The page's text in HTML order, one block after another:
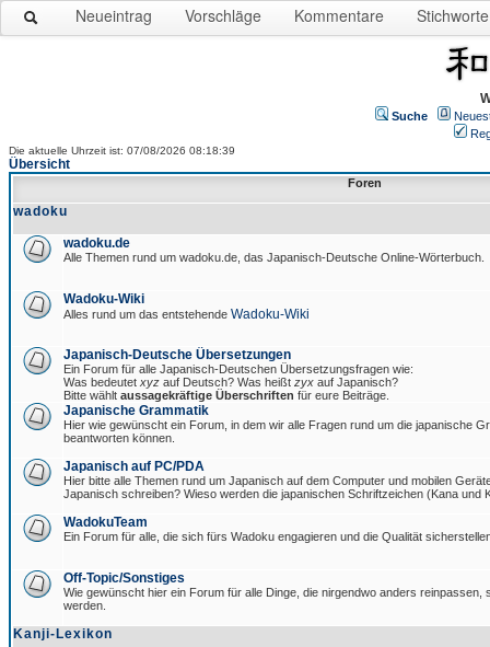
Neueintrag Vorschläge Kommentare Stichworte
Suche
Die aktuelle Uhrzeit ist: 07/08/2026 08:18:39
Übersicht
Foren
wadoku
wadoku.de
Alle Themen rund um wadoku.de, das Japanisch-Deutsche Online-Wörterbuch.
Wadoku-Wiki
Alles rund um das entstehende Wadoku-Wiki
Japanisch-Deutsche Übersetzungen
Ein Forum für alle Japanisch-Deutschen Übersetzungsfragen wie:
Was bedeutet xyz auf Deutsch? Was heißt zyx auf Japanisch?
Bitte wählt aussagekräftige Überschriften für eure Beiträge.
Japanische Grammatik
Hier wie gewünscht ein Forum, in dem wir alle Fragen rund um die japanische
beantworten können.
Japanisch auf PC/PDA
Hier bitte alle Themen rund um Japanisch auf dem Computer und mobilen
Japanisch schreiben? Wieso werden die japanischen Schriftzeichen (Kana und
WadokuTeam
Ein Forum für alle, die sich fürs Wadoku engagieren und die Qualität
Off-Topic/Sonstiges
Wie gewünscht hier ein Forum für alle Dinge, die nirgendwo anders reinpassen,
werden.
Kanji-Lexikon